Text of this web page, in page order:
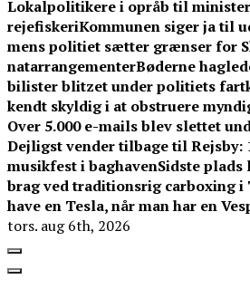
Lokalpolitikere i opråb til
rejefiskeriKommunen siger ja til
mens politiet sætter grænser for
natarrangementerBøderne
bilister blitzet under politiets
kendt skyldig i at obstruere
Over 5.000 e-mails blev slettet
Dejligst vender tilbage til Rejsby:
musikfest i baghavenSidste
brag ved traditionsrig carboxing
have en Tesla, når man har en
tors. aug 6th, 2026